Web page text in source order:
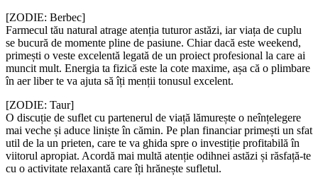
[ZODIE: Berbec]
Farmecul tău natural atrage atenția tuturor astăzi, iar viața de cuplu
se bucură de momente pline de pasiune. Chiar dacă este weekend,
primești o veste excelentă legată de un proiect profesional la care ai
muncit mult. Energia ta fizică este la cote maxime, așa că o plimbare
în aer liber te va ajuta să îți menții tonusul excelent.
[ZODIE: Taur]
O discuție de suflet cu partenerul de viață lămurește o neînțelegere
mai veche și aduce liniște în cămin. Pe plan financiar primești un sfat
util de la un prieten, care te va ghida spre o investiție profitabilă în
viitorul apropiat. Acordă mai multă atenție odihnei astăzi și răsfață-te
cu o activitate relaxantă care îți hrănește sufletul.